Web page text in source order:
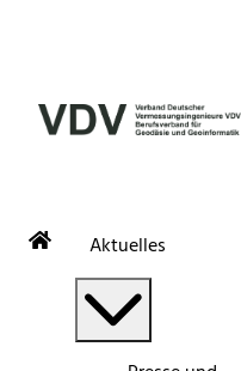
Aktuelles